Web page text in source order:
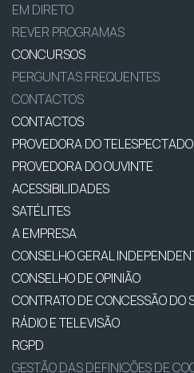
EM DIRETO
REVER PROGRAMAS
CONCURSOS
PERGUNTAS FREQUENTES
CONTACTOS
CONTACTOS
PROVEDORA DO
PROVEDORA DO OUVINTE
ACESSIBILIDADES
SATÉLITES
A EMPRESA
CONSELHO GERAL
CONSELHO DE OPINIÃO
CONTRATO DE CONCESSÃO DO
RÁDIO E TELEVISÃO
RGPD
GESTÃO DAS DEFINIÇÕES DE